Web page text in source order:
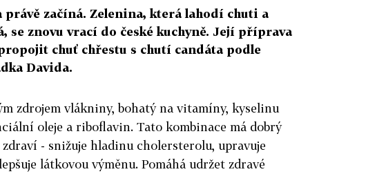
právě začíná. Zelenina, která lahodí chuti a
se znovu vrací do české kuchyně. Její příprava
chuť chřestu s chutí candáta podle
Davida.
zdrojem vlákniny, bohatý na vitamíny, kyselinu
oleje a riboflavin. Tato kombinace má dobrý
- snižuje hladinu cholersterolu, upravuje
látkovou výměnu. Pomáhá udržet zdravé